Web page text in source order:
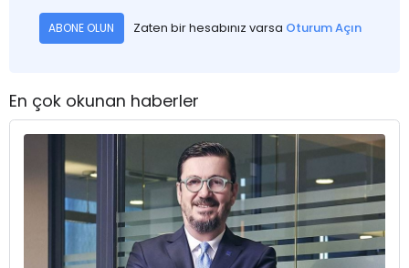
ABONE OLUN Zaten bir hesabınız varsa Oturum Açın
En çok okunan haberler